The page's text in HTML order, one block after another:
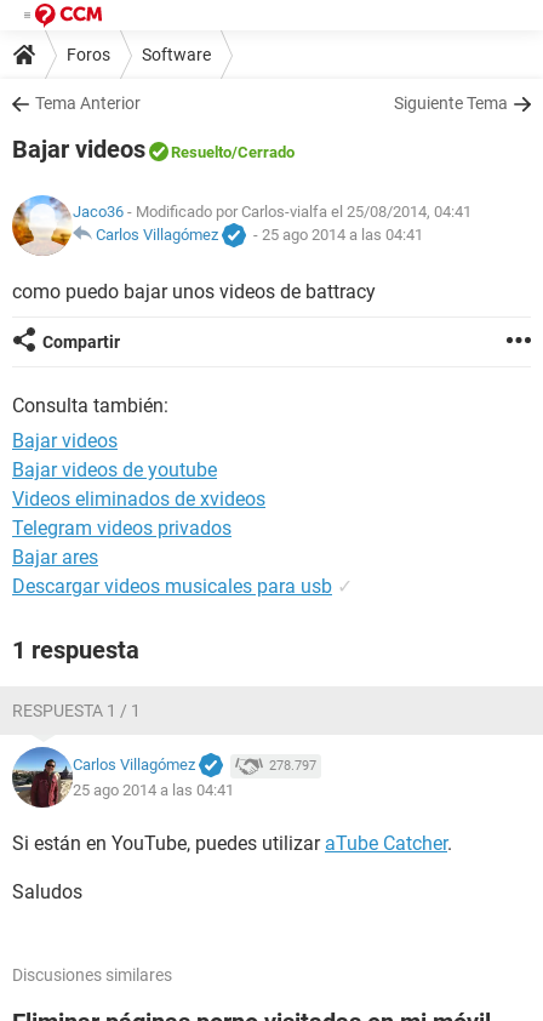
Foros Software
Tema Anterior Siguiente Tema
Bajar videos Resuelto/Cerrado
Jaco36 - Modificado por Carlos-vialfa el 25/08/2014, 04:41
Carlos Villagómez
- 25 ago 2014 a las 04:41
como puedo bajar unos videos de battracy
Compartir
Consulta también:
Bajar videos
Bajar videos de youtube
Videos eliminados de xvideos
Telegram videos privados
Bajar ares
Descargar videos musicales para usb ✓
1 respuesta
RESPUESTA 1 / 1
Carlos Villagómez 278.797
25 ago 2014 a las 04:41
Si están en YouTube, puedes utilizar aTube Catcher.
Saludos
Discusiones similares